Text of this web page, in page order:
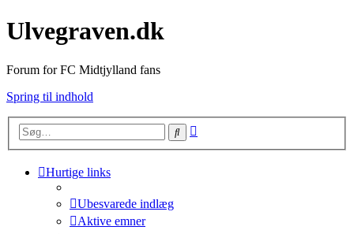
Ulvegraven.dk
Forum for FC Midtjylland fans
Spring til indhold
Søg
Hurtige links
Ubesvarede indlæg
Aktive emner